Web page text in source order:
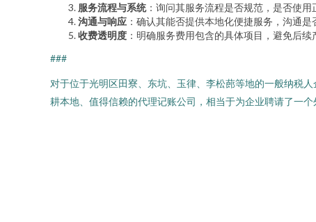
服务流程与系统：询问其服务流程是否规范，是否使用
沟通与响应 ：确认其能否提供本地化便捷服务，沟通是
收费透明度 ：明确服务费用包含的具体项目，避免后
###
对于位于光明区田寮、东坑、玉律、李松蓢等地的一般纳税
耕本地、值得信赖的代理记账公司，相当于为企业聘请了一